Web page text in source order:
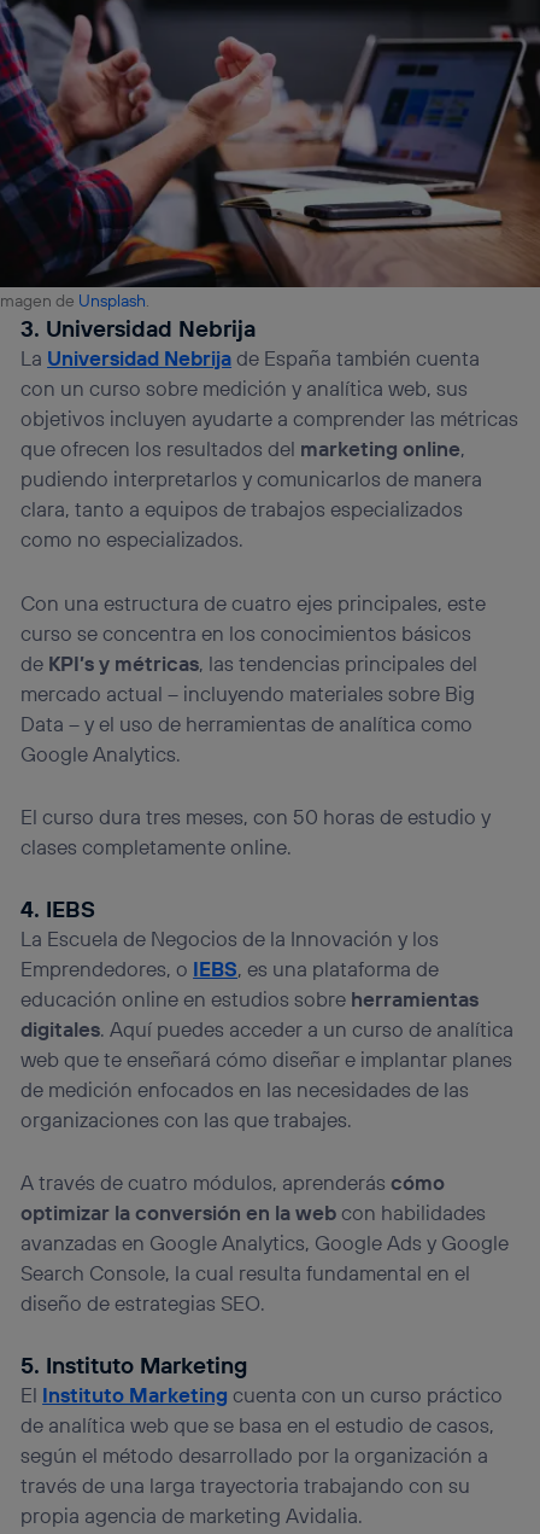
de Unsplash.
3. Universidad Nebrija
La Universidad Nebrijade España también cuenta
con un curso sobre medición y analítica web, sus
objetivos incluyen ayudarte a comprender las métricas
que ofrecen los resultados del marketing online,
pudiendo interpretarlos y comunicarlos de manera
clara, tanto a equipos de trabajos especializados
como no especializados.
Con una estructura de cuatro ejes principales, este
curso se concentra en los conocimientos básicos
de KPI’s y métricas, las tendencias principales del
mercado actual – incluyendo materiales sobre Big
Data – y el uso de herramientas de analítica como
Google Analytics.
El curso dura tres meses, con 50 horas de estudio y
clases completamente online.
4. IEBS
La Escuela de Negocios de la Innovación y los
Emprendedores, o IEBS, es una plataforma de
educación online en estudios sobre herramientas
digitales. Aquí puedes acceder a un curso de analítica
web que te enseñará cómo diseñar e implantar planes
de medición enfocados en las necesidades de las
organizaciones con las que trabajes.
A través de cuatro módulos, aprenderáscómo
optimizar la conversión en la webcon habilidades
avanzadas en Google Analytics, Google Ads y Google
Search Console, la cual resulta fundamental en el
diseño de estrategias SEO.
5. Instituto Marketing
El Instituto Marketing cuenta con un curso práctico
de analítica web que se basa en el estudio de casos,
según el método desarrollado por la organización a
través de una larga trayectoria trabajando con su
propia agencia de marketing Avidalia.